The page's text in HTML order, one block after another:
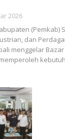
2026
(Pemkab)
dan
menggelar